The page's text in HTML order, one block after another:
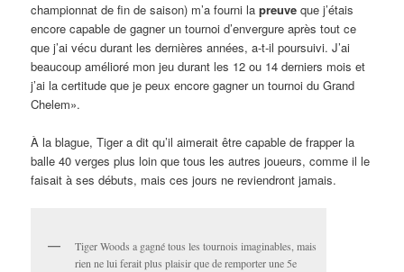
championnat de fin de saison) m’a fourni lapreuve que j’étais
encore capable de gagner un tournoi d’envergure après tout ce
que j’ai vécu durant les dernières années, a-t-il poursuivi. J’ai
beaucoup amélioré mon jeu durant les 12 ou 14 derniers mois et
j’ai la certitude que je peux encore gagner un tournoi du Grand
Chelem».
À la blague, Tiger a dit qu’il aimerait être capable de frapper la
balle 40 verges plus loin que tous les autres joueurs, comme il le
faisait à ses débuts, mais ces jours ne reviendront jamais.
Tiger Woods a gagné tous les tournois imaginables, mais
rien ne lui ferait plus plaisir que de remporter une 5e